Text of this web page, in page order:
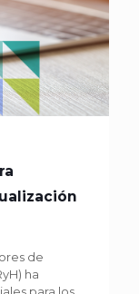
de
ha